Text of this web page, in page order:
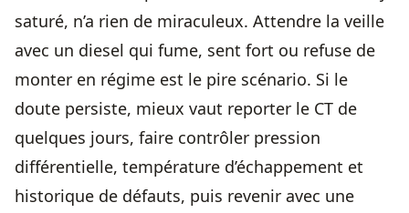
saturé, n’a rien de miraculeux. Attendre la veille
avec un diesel qui fume, sent fort ou refuse de
monter en régime est le pire scénario. Si le
doute persiste, mieux vaut reporter le CT de
quelques jours, faire contrôler pression
différentielle, température d’échappement et
historique de défauts, puis revenir avec une